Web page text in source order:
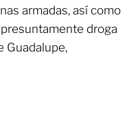
armadas, así como
droga
Guadalupe,